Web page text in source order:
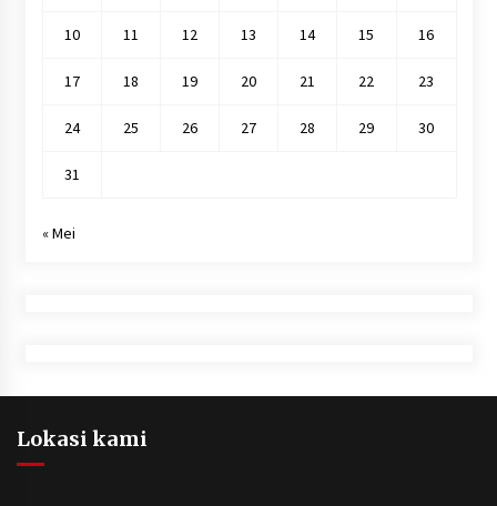
10 11 12 13 14 15 16
17 18 19 20 21 22 23
24 25 26 27 28 29 30
31
« Mei
Lokasi kami